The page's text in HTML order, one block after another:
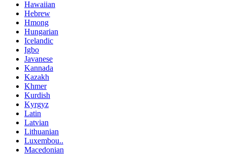
Hawaiian
Hebrew
Hmong
Hungarian
Icelandic
Igbo
Javanese
Kannada
Kazakh
Khmer
Kurdish
Kyrgyz
Latin
Latvian
Lithuanian
Luxembou..
Macedonian